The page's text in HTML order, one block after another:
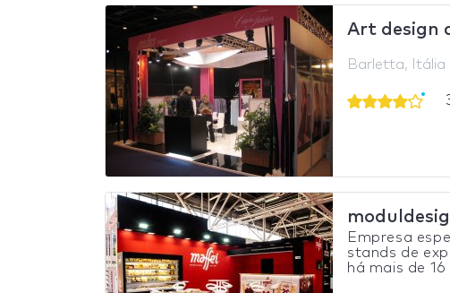
Art design
Barletta, Itália
Empresa
stands de
há mais de